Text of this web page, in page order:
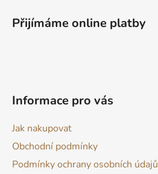
Přijímáme online platby
Informace pro vás
Jak nakupovat
Obchodní podmínky
Podmínky ochrany osobních údajů